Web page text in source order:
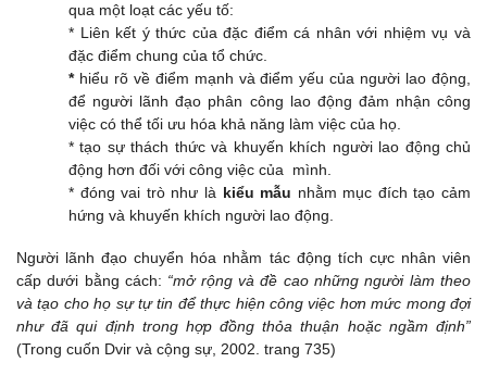
qua một loạt các yếu tố:
* Liên kết ý thức của đặc điểm cá nhân với nhiệm vụ và
đặc điểm chung của tổ chức.
* hiểu rõ về điểm mạnh và điểm yếu của người lao động,
để người lãnh đạo phân công lao động đảm nhận công
việc có thể tối ưu hóa khả năng làm việc của họ.
* tạo sự thách thức và khuyến khích người lao động chủ
động hơn đối với công việc của mình.
* đóng vai trò như là kiểu mẫu nhằm mục đích tạo cảm
hứng và khuyến khích người lao động.
Người lãnh đạo chuyển hóa nhằm tác động tích cực nhân viên
cấp dưới bằng cách: “mở rộng và đề cao những người làm theo
và tạo cho họ sự tự tin để thực hiện công việc hơn mức mong đợi
như đã qui định trong hợp đồng thỏa thuận hoặc ngầm định”
(Trong cuốn Dvir và cộng sự, 2002. trang 735)